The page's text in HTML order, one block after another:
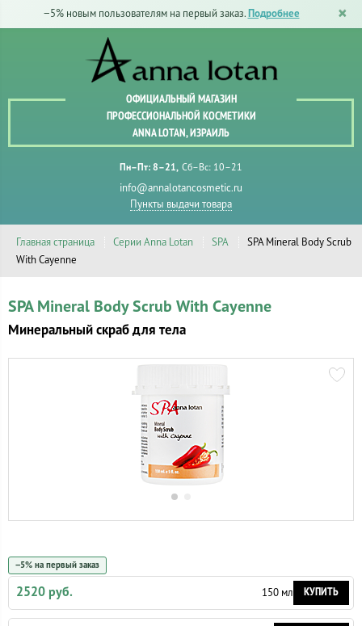
−5% новым пользователям на первый заказ. Подробнее
ОФИЦИАЛЬНЫЙ МАГАЗИН
ПРОФЕССИОНАЛЬНОЙ КОСМЕТИКИ
ANNA LOTAN, ИЗРАИЛЬ
Пн–Пт: 8–21 Сб–Вс: 10–21
info@annalotancosmetic.ru
Пункты выдачи товара
Главная страница Серии Anna Lotan SPA
SPA Mineral Body Scrub
With Cayenne
SPA Mineral Body Scrub With Cayenne
Минеральный скраб для тела
−5% на первый заказ
2520 руб. 150 мл КУПИТЬ